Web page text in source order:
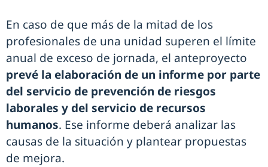
En caso de que más de la mitad de los
profesionales de una unidad superen el límite
anual de exceso de jornada, el anteproyecto
prevé la elaboración de un informe por parte
del servicio de prevención de riesgos
laborales y del servicio de recursos
humanos. Ese informe deberá analizar las
causas de la situación y plantear propuestas
de mejora.